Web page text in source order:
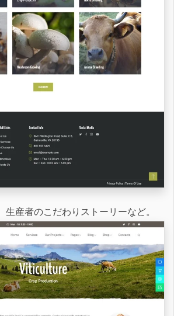
生産者のこだわりストーリーなど。